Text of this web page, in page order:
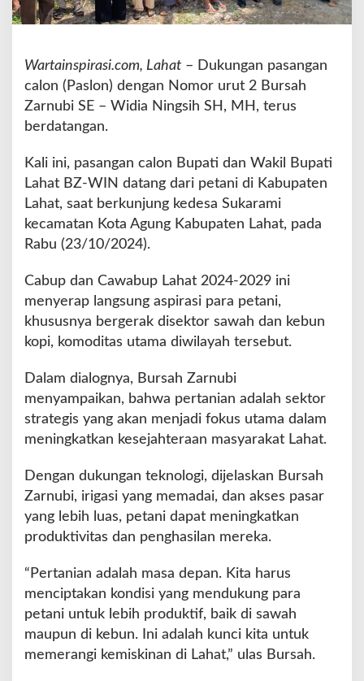
a
i
B
e
a
n
D
u
n
g
a
n
t
u
k
o
r
U
2
Wartainspirasi.com, Lahat – Dukungan pasangan
calon (Paslon) dengan Nomor urut 2 Bursah
Zarnubi SE – Widia Ningsih SH, MH, terus
berdatangan.
Kali ini, pasangan calon Bupati dan Wakil Bupati
Lahat BZ-WIN datang dari petani di Kabupaten
Lahat, saat berkunjung kedesa Sukarami
kecamatan Kota Agung Kabupaten Lahat, pada
Rabu (23/10/2024).
Cabup dan Cawabup Lahat 2024-2029 ini
menyerap langsung aspirasi para petani,
khususnya bergerak disektor sawah dan kebun
kopi, komoditas utama diwilayah tersebut.
Dalam dialognya, Bursah Zarnubi
menyampaikan, bahwa pertanian adalah sektor
strategis yang akan menjadi fokus utama dalam
meningkatkan kesejahteraan masyarakat Lahat.
Dengan dukungan teknologi, dijelaskan Bursah
Zarnubi, irigasi yang memadai, dan akses pasar
yang lebih luas, petani dapat meningkatkan
produktivitas dan penghasilan mereka.
“Pertanian adalah masa depan. Kita harus
menciptakan kondisi yang mendukung para
petani untuk lebih produktif, baik di sawah
maupun di kebun. Ini adalah kunci kita untuk
memerangi kemiskinan di Lahat,” ulas Bursah.